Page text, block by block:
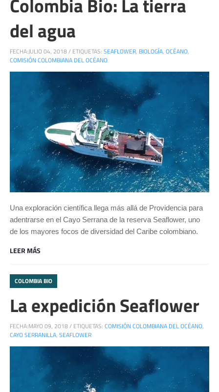
del agua
FECHA:JULIO 04, 2018/ ETIQUETAS: SEAFLOWER, BIOLOGÍA, OCÉANO,
COMISIÓN COLOMBIANA DEL OCÉANO
Una exploración científica llega más allá de Providencia para
adentrarse en el Cayo Serrana de la reserva Seaflower, uno
de los mayores focos de diversidad del Caribe colombiano.
LEER MÁS
COLOMBIA BIO
La expedición Seaflower
FECHA:MAYO 09, 2018/ ETIQUETAS: COMISIÓN COLOMBIANA DEL OCÉANO,
CAYO SERRANILLA, SEAFLOWER